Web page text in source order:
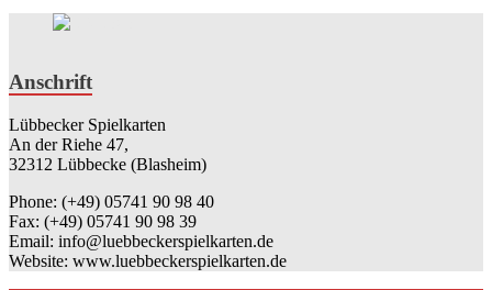
Anschrift
Lübbecker Spielkarten
An der Riehe 47,
32312 Lübbecke (Blasheim)
Phone: (+49) 05741 90 98 40
Fax: (+49) 05741 90 98 39
Email: info@luebbeckerspielkarten.de
Website: www.luebbeckerspielkarten.de